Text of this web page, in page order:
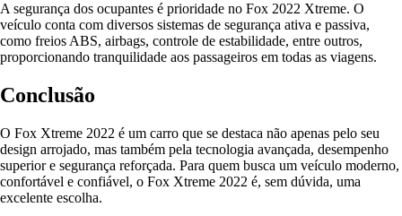
A segurança dos ocupantes é prioridade no Fox 2022 Xtreme. O
veículo conta com diversos sistemas de segurança ativa e passiva,
como freios ABS, airbags, controle de estabilidade, entre outros,
proporcionando tranquilidade aos passageiros em todas as viagens.
Conclusão
O Fox Xtreme 2022 é um carro que se destaca não apenas pelo seu
design arrojado, mas também pela tecnologia avançada, desempenho
superior e segurança reforçada. Para quem busca um veículo moderno,
confortável e confiável, o Fox Xtreme 2022 é, sem dúvida, uma
excelente escolha.